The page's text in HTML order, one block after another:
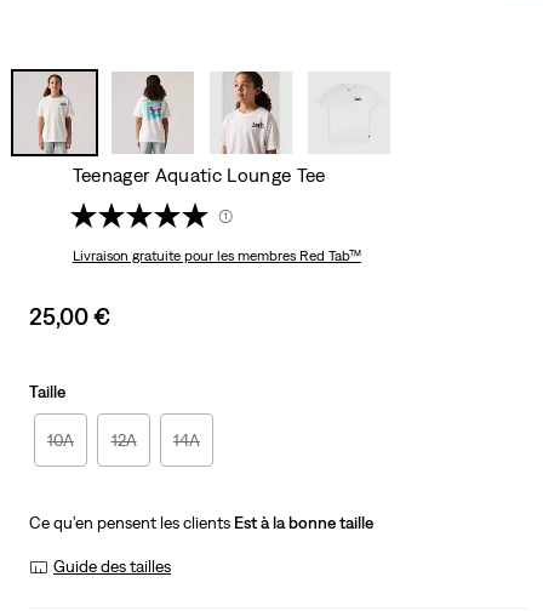
Teenager Aquatic Lounge Tee
(1)
Livraison gratuitepour les membres Red Tab™
Sale
25,00 €
Taille
10A 12A 14A
Ce qu’en pensent les clients Est à la bonne taille
Guide des tailles